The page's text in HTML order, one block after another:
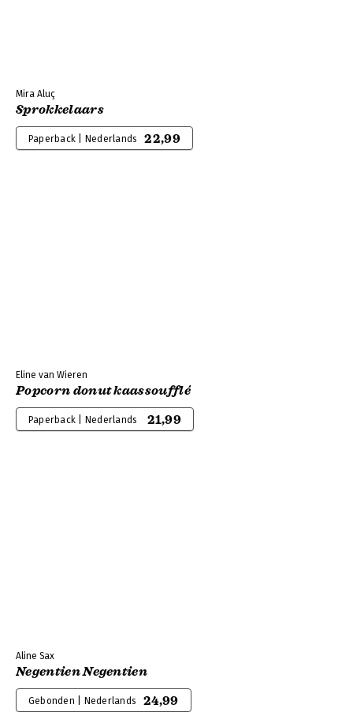
Mira Aluç
Sprokkelaars
Paperback | Nederlands 22,99
Eline van Wieren
Popcorn donut kaassoufflé
Paperback | Nederlands 21,99
Aline Sax
Negentien Negentien
Gebonden | Nederlands 24,99